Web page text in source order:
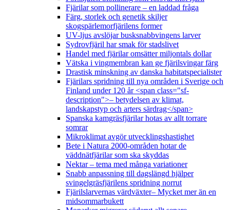
Fjärilar som pollinerare – en laddad fråga
Färg, storlek och genetik skiljer
skogspärlemorfjärilens former
UV-ljus avslöjar busksnabbvingens larver
Sydrovfjäril har smak för stadslivet
Handel med fjärilar omsätter miljontals dollar
Vätska i vingmembran kan ge fjärilsvingar färg
Drastisk minskning av danska habitatspecialister
Fjärilars spridning till nya områden i Sverige och
Finland under 120 år <span class="sf-
description">– betydelsen av klimat,
landskapstyp och arters särdrag</span>
Spanska kamgräsfjärilar hotas av allt torrare
somrar
Mikroklimat avgör utvecklingshastighet
Bete i Natura 2000-områden hotar de
väddnätfjärilar som ska skyddas
Nektar – tema med många variationer
Snabb anpassning till dagslängd hjälper
svingelgräsfjärilens spridning norrut
Fjärilslarvernas värdväxter– Mycket mer än en
midsommarbukett